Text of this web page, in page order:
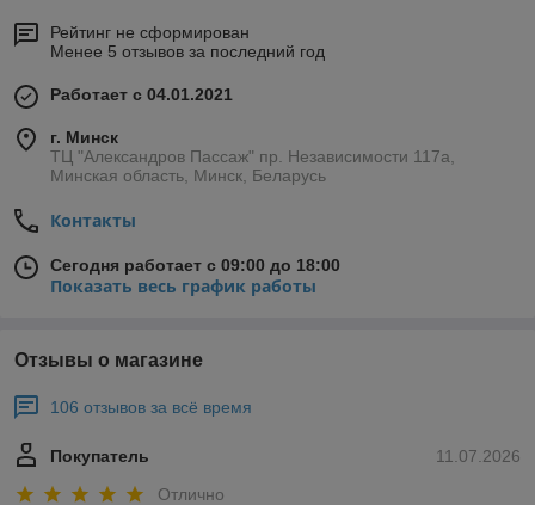
Рейтинг не сформирован
Менее 5 отзывов за последний год
Работает с 04.01.2021
г. Минск
ТЦ "Александров Пассаж" пр. Независимости 117а,
Минская область, Минск, Беларусь
Контакты
Сегодня работает с 09:00 до 18:00
Показать весь график работы
Отзывы о магазине
106 отзывов за всё время
11.07.2026
Покупатель
Отлично